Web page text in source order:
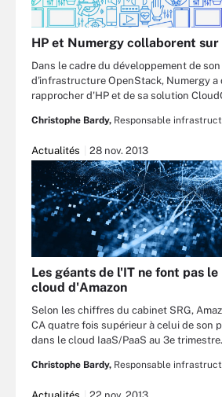
HP et Numergy collaborent sur
Dans le cadre du développement de
d'infrastructure OpenStack, Numergy a
rapprocher d'HP et de sa solution
Christophe Bardy, Responsable
Actualités 28 nov. 2013
Les géants de l'IT ne font pas
cloud d'Amazon
Selon les chiffres du cabinet SRG,
CA quatre fois supérieur à celui de son
dans le cloud IaaS/PaaS au 3e trimestre.
Christophe Bardy, Responsable